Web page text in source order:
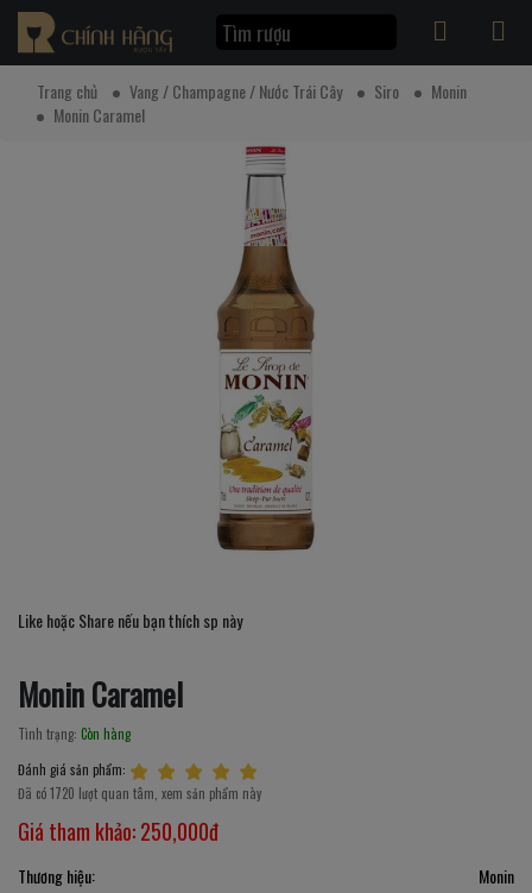
Trang chủ Vang / Champagne / Nước Trái Cây Siro
Monin
Monin Caramel
Like hoặc Share nếu bạn thích sp này
Monin Caramel
Tình trạng: Còn hàng
Đánh giá sản phẩm:
Đã có 1720 lượt quan tâm, xem sản phẩm này
Giá tham khảo:250,000đ
Thương hiệu: Monin